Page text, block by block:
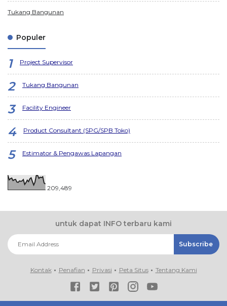
Tukang Bangunan
Populer
Project Supervisor
Tukang Bangunan
Facility Engineer
Product Consultant (SPG/SPB Toko)
Estimator & Pengawas Lapangan
209,489
untuk dapat INFO terbaru kami
Kontak Penafian Privasi Peta Situs Tentang Kami